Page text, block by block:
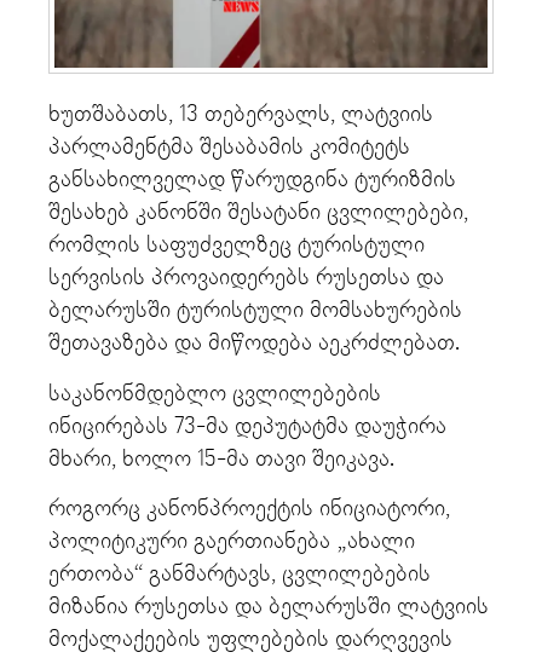
ხუთშაბათს, 13 თებერვალს, ლატვიის
პარლამენტმა შესაბამის კომიტეტს
განსახილველად წარუდგინა ტურიზმის
შესახებ კანონში შესატანი ცვლილებები,
რომლის საფუძველზეც ტურისტული
სერვისის პროვაიდერებს რუსეთსა და
ბელარუსში ტურისტული მომსახურების
შეთავაზება და მიწოდება აეკრძლებათ.
საკანონმდებლო ცვლილებების
ინიცირებას 73-მა დეპუტატმა დაუჭირა
მხარი, ხოლო 15-მა თავი შეიკავა.
როგორც კანონპროექტის ინიციატორი,
პოლიტიკური გაერთიანება „ახალი
ერთობა“ განმარტავს, ცვლილებების
მიზანია რუსეთსა და ბელარუსში ლატვიის
მოქალაქეების უფლებების დარღვევის